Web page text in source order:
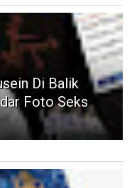
Di Balik
Foto Seks